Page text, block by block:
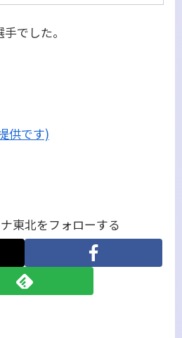
でした。
供です)
東北をフォローする